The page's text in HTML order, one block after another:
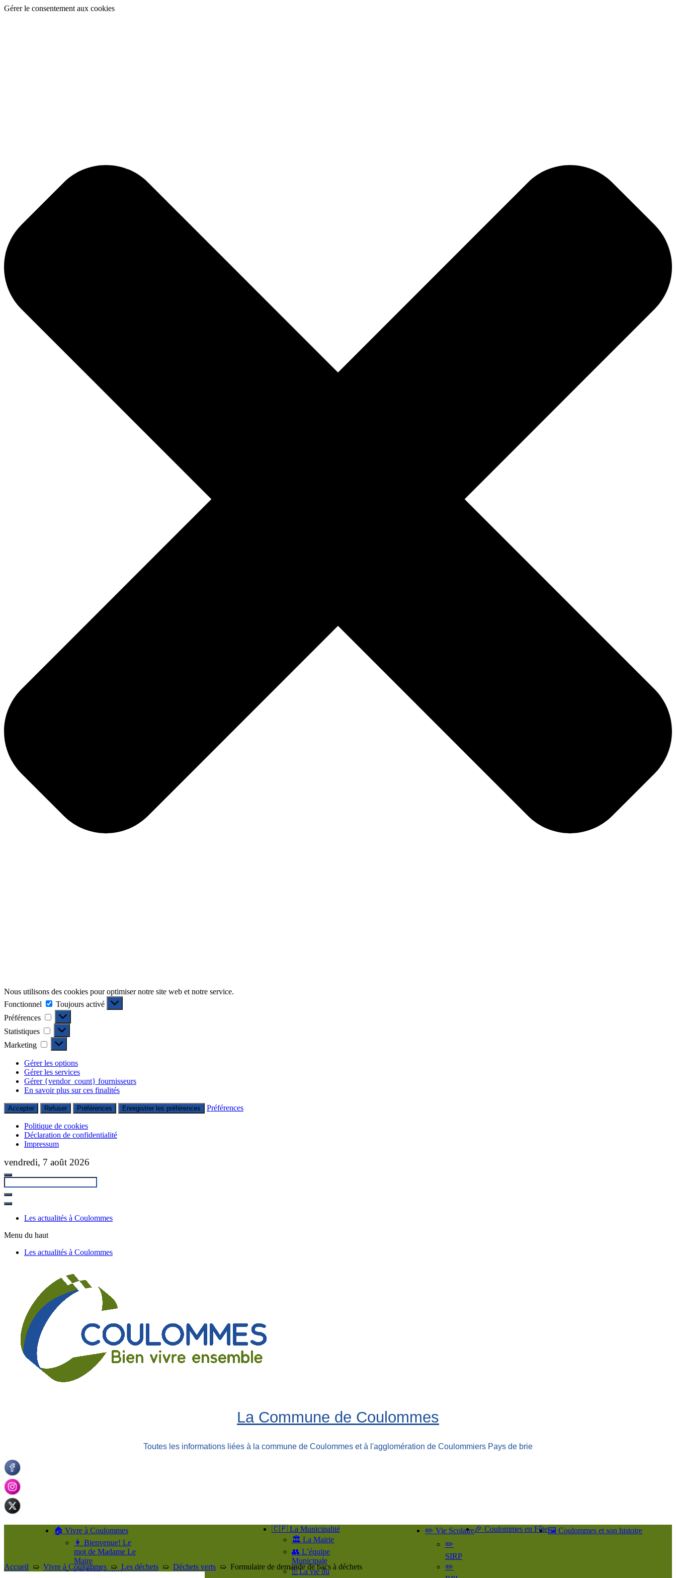
Gérer le consentement aux cookies
Nous utilisons des cookies pour optimiser notre site web et notre service.
Fonctionnel
Fonctionnel
Toujours activé
Préférences
Préférences
Statistiques Statistiques
Marketing Marketing
Gérer les options
Gérer les services
Gérer {vendor_count} fournisseurs
En savoir plus sur ces finalités
Accepter Refuser Préférences Enregistrer les préférences Préférences
Politique de cookies
Déclaration de confidentialité
Impressum
Passer
contenu
principal
vendredi, 7 août 2026
Fermer
rechercheLes actualités à Coulommes
Menu du haut
Les actualités à Coulommes
La Commune de Coulommes
Toutes les informations liées à la commune de Coulommes et à l'agglomération de Coulommiers Pays de brie
🏠 Vivre à Coulommes
👩 Bienvenue! Le
mot de Madame Le
Maire
👉 Vous venez
🇨🇵 La Municipalité
🏛️ La Mairie
👥​ L’équipe
Municipale
🗄️ La vie du
✏️ Vie Scolaire
✏️
SIRP
✏️
🎉 Coulommes en Fête🖼️ Coulommes et son histoire
Accueil ➯ Vivre à Coulommes ➯ Les déchets ➯ Déchets verts ➯ Formulaire de demande de bacs à déchets